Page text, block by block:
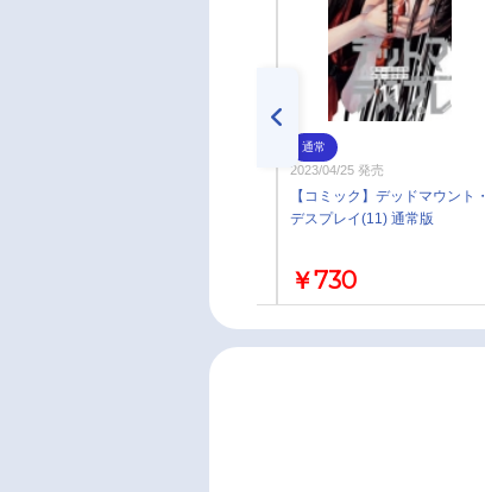
通常
2023/04/25 発売
【コミック】デッドマウント・
デスプレイ(11) 通常版
￥730